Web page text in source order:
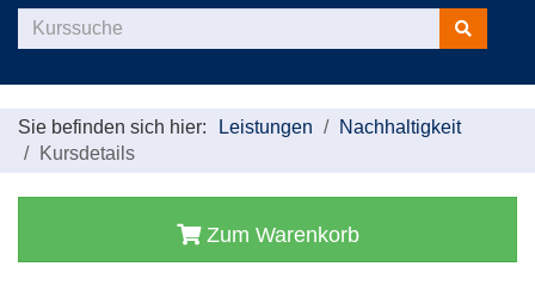
Kurse
suchen
Sie befinden sich hier: Leistungen
Nachhaltigkeit
Kursdetails
Zum Warenkorb